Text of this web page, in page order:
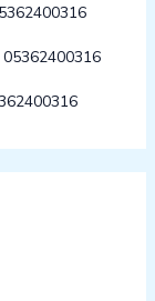
05362400316